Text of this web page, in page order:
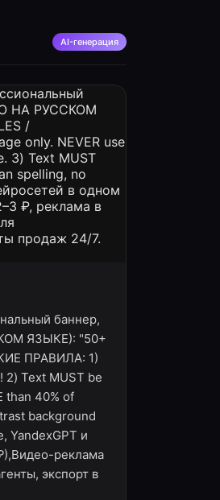
AI-генерация
баннер,
ЯЗЫКЕ): "50+
ПРАВИЛА: 1)
2) Text MUST be
than 40% of
background
YandexGPT и
реклама
экспорт в